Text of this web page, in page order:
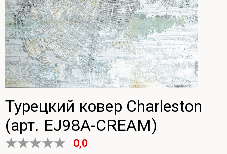
Турецкий ковер Charleston
(арт. EJ98A-CREAM)
0,0
Оценка